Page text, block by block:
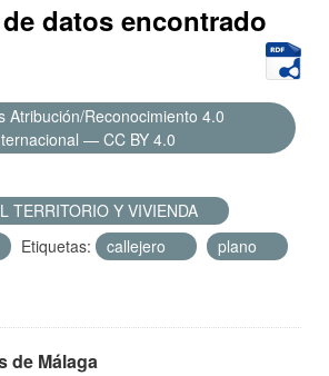
datos encontrado
Atribución/Reconocimiento 4.0
— CC BY 4.0
TERRITORIO Y VIVIENDA
Etiquetas: callejero
plano
de Málaga